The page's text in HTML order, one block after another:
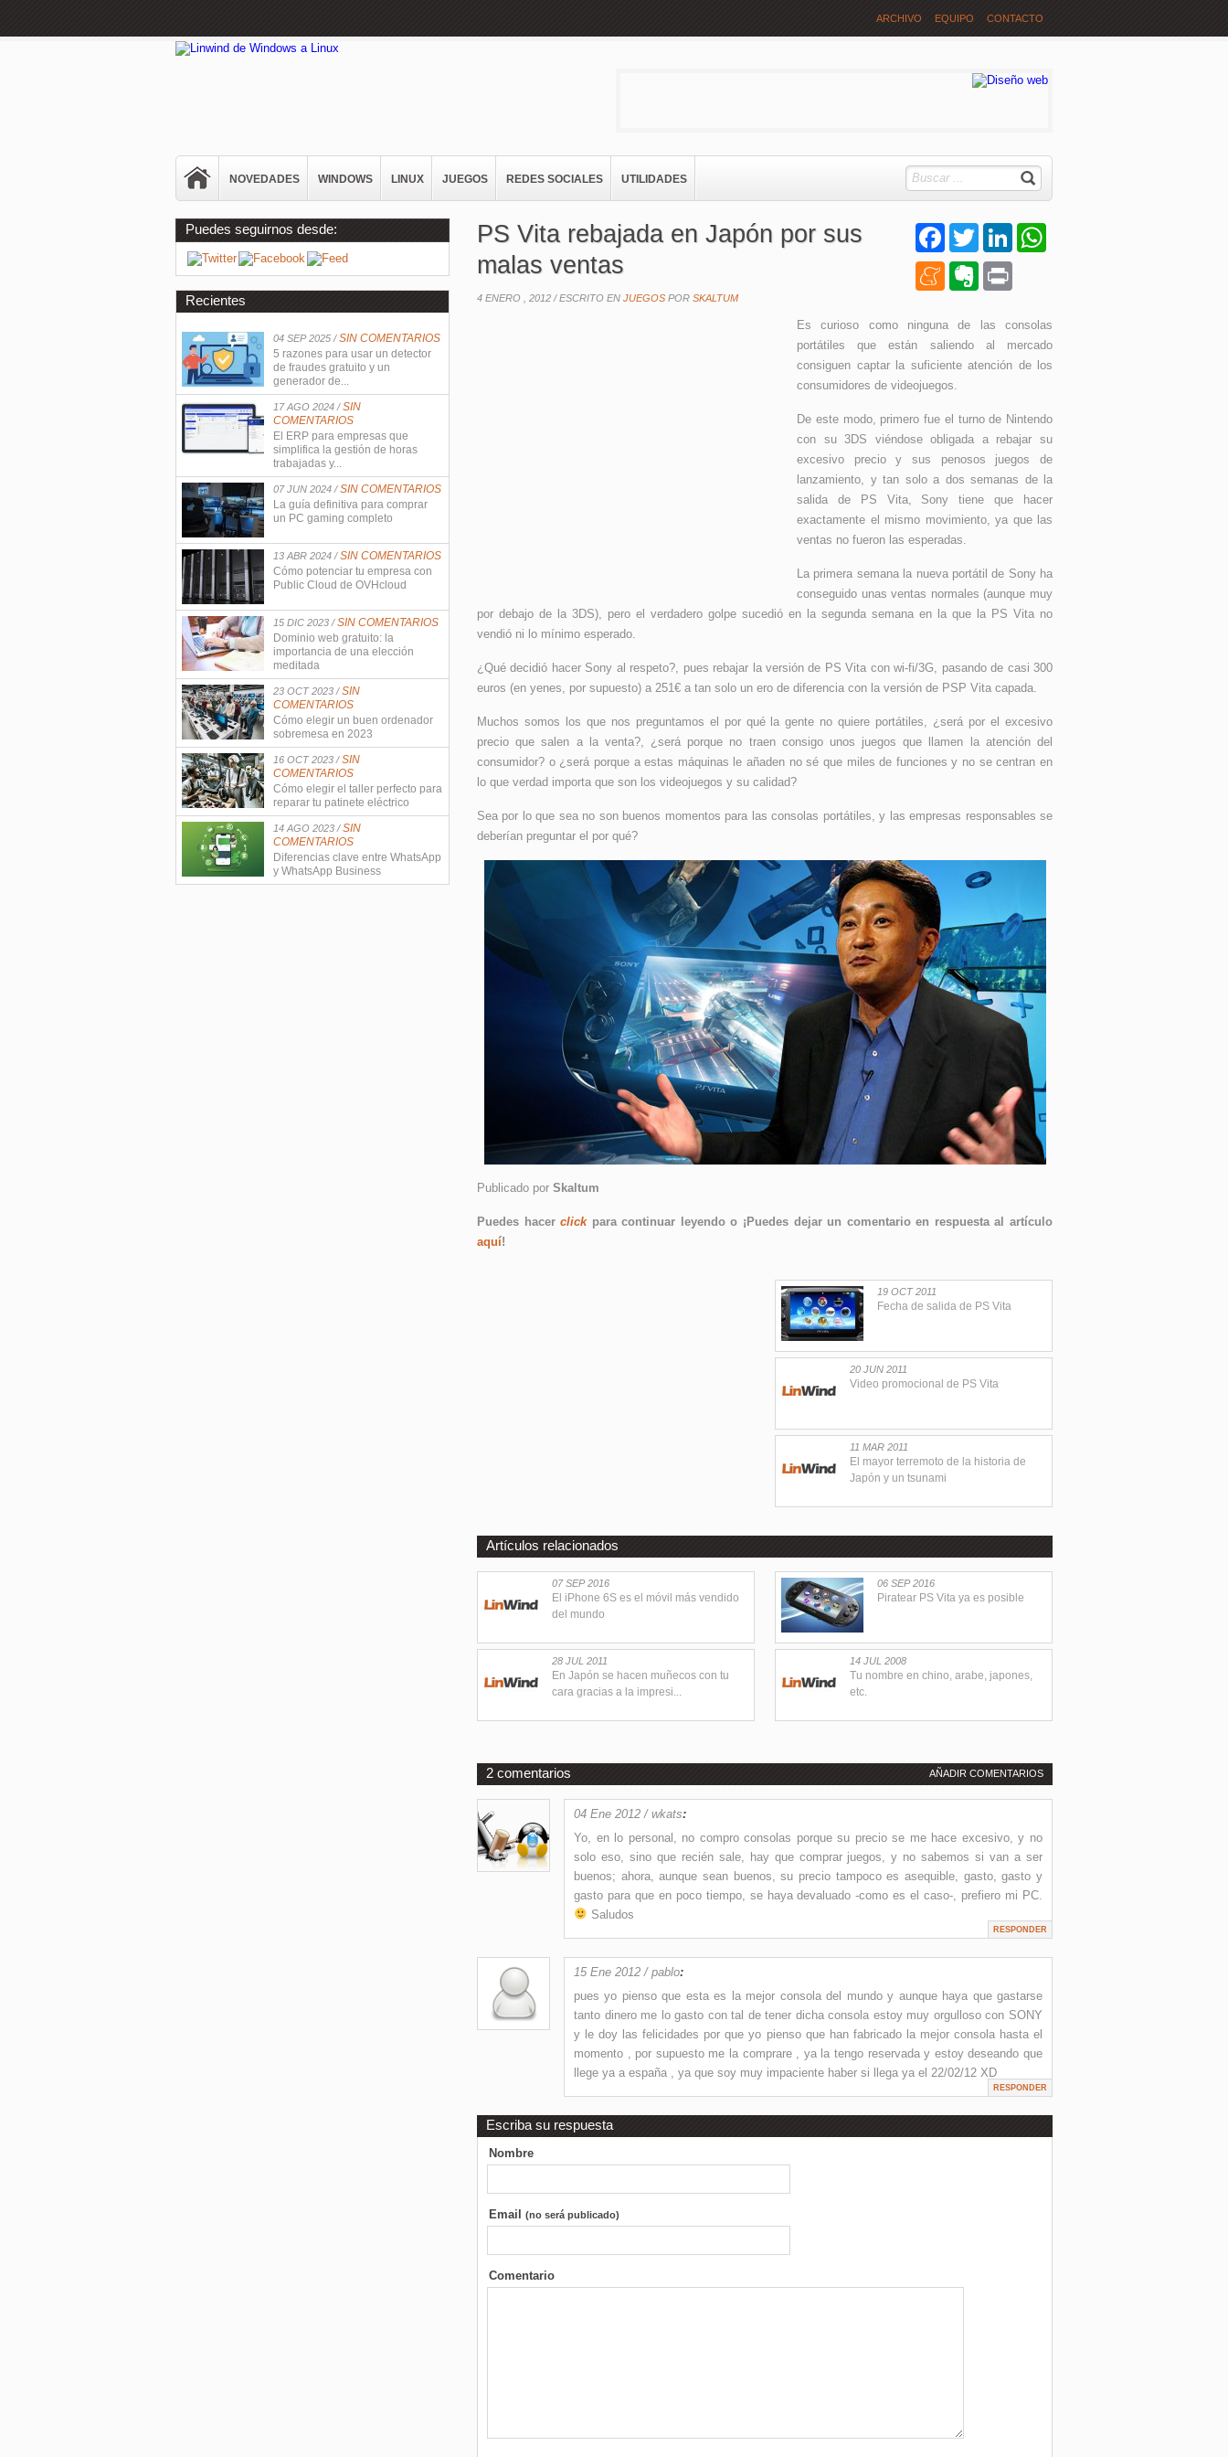
ARCHIVO EQUIPO CONTACTO
NOVEDADES WINDOWS LINUX JUEGOS REDES SOCIALES UTILIDADES
FacebookTwitter LinkedIn
MeneameEvernote
PS Vita rebajada en Japón por sus
malas ventas
4 ENERO , 2012 /ESCRITO EN JUEGOS POR SKALTUM
Es curioso como ninguna de las consolas
portátiles que están saliendo al mercado
consiguen captar la suficiente atención de los
consumidores de videojuegos.
De este modo, primero fue el turno de Nintendo
con su 3DS viéndose obligada a rebajar su
excesivo precio y sus penosos juegos de
lanzamiento, y tan solo a dos semanas de la
salida de PS Vita, Sony tiene que hacer
exactamente el mismo movimiento, ya que las
ventas no fueron las esperadas.
La primera semana la nueva portátil de Sony ha
conseguido unas ventas normales (aunque muy
por debajo de la 3DS), pero el verdadero golpe sucedió en la segunda semana en la que la PS Vita no
vendió ni lo mínimo esperado.
¿Qué decidió hacer Sony al respeto?, pues rebajar la versión de PS Vita con wi-fi/3G, pasando de casi 300
euros (en yenes, por supuesto) a 251€ a tan solo un ero de diferencia con la versión de PSP Vita capada.
Muchos somos los que nos preguntamos el por qué la gente no quiere portátiles, ¿será por el excesivo
precio que salen a la venta?, ¿será porque no traen consigo unos juegos que llamen la atención del
consumidor? o ¿será porque a estas máquinas le añaden no sé que miles de funciones y no se centran en
lo que verdad importa que son los videojuegos y su calidad?
Sea por lo que sea no son buenos momentos para las consolas portátiles, y las empresas responsables se
deberían preguntar el por qué?
Publicado por Skaltum
Puedes hacerclickpara continuar leyendo o ¡Puedes dejar un comentario en respuesta al artículo
aquí!
19 OCT 2011
Fecha de salida de PS Vita
20 JUN 2011
Video promocional de PS Vita
11 MAR 2011
El mayor terremoto de la historia de
Japón y un tsunami
Artículos relacionados
06 SEP 2016
Piratear PS Vita ya es posible
07 SEP 2016
El iPhone 6S es el móvil más vendido
del mundo
14 JUL 2008
Tu nombre en chino, arabe, japones,
etc.
28 JUL 2011
En Japón se hacen muñecos con tu
cara gracias a la impresi...
2 comentarios AÑADIR COMENTARIOS
04 Ene 2012 / wkats:
Yo, en lo personal, no compro consolas porque su precio se me hace excesivo, y no
solo eso, sino que recién sale, hay que comprar juegos, y no sabemos si van a ser
buenos; ahora, aunque sean buenos, su precio tampoco es asequible, gasto, gasto y
gasto para que en poco tiempo, se haya devaluado -como es el caso-, prefiero mi PC.
Saludos
RESPONDER
15 Ene 2012 / pablo:
pues yo pienso que esta es la mejor consola del mundo y aunque haya que gastarse
tanto dinero me lo gasto con tal de tener dicha consola estoy muy orgulloso con SONY
y le doy las felicidades por que yo pienso que han fabricado la mejor consola hasta el
momento , por supuesto me la comprare , ya la tengo reservada y estoy deseando que
llege ya a españa , ya que soy muy impaciente haber si llega ya el 22/02/12 XD
RESPONDER
Escriba su respuesta
Nombre
Email (no será publicado)
Comentario
Puedes seguirnos desde:
Recientes
04 SEP 2025 /SIN COMENTARIOS
5 razones para usar un detector
de fraudes gratuito y un
generador de...
17 AGO 2024 /SIN
COMENTARIOS
El ERP para empresas que
simplifica la gestión de horas
trabajadas y...
07 JUN 2024 /SIN COMENTARIOS
La guía definitiva para comprar
un PC gaming completo
13 ABR 2024 /SIN COMENTARIOS
Cómo potenciar tu empresa con
Public Cloud de OVHcloud
15 DIC 2023 /SIN COMENTARIOS
Dominio web gratuito: la
importancia de una elección
meditada
23 OCT 2023 /SIN
COMENTARIOS
Cómo elegir un buen ordenador
sobremesa en 2023
16 OCT 2023 /SIN
COMENTARIOS
Cómo elegir el taller perfecto para
reparar tu patinete eléctrico
14 AGO 2023 /SIN
COMENTARIOS
Diferencias clave entre WhatsApp
y WhatsApp Business